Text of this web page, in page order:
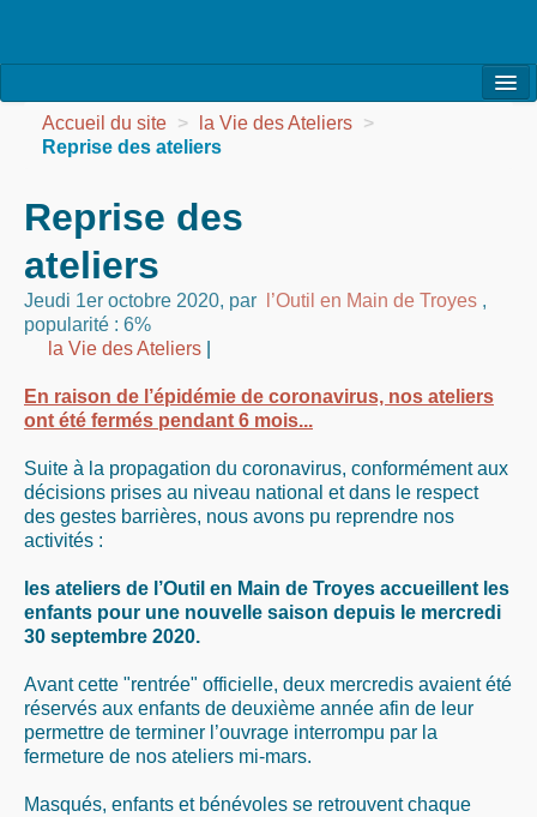
l’Association
la Vie des Ateliers
les Evénements
les Réalisations
Agenda
Contact
Accueil du site > la Vie des Ateliers >
Reprise des ateliers
Reprise des
ateliers
Jeudi 1er octobre 2020, par l’Outil en Main de Troyes ,
popularité : 6%
la Vie des Ateliers
En raison de l’épidémie de coronavirus, nos ateliers
ont été fermés pendant 6 mois...
Suite à la propagation du coronavirus, conformément aux
décisions prises au niveau national et dans le respect
des gestes barrières, nous avons pu reprendre nos
activités :
les ateliers de l’Outil en Main de Troyes accueillent les
enfants pour une nouvelle saison depuis le mercredi
30 septembre 2020.
Avant cette "rentrée" officielle, deux mercredis avaient été
réservés aux enfants de deuxième année afin de leur
permettre de terminer l’ouvrage interrompu par la
fermeture de nos ateliers mi-mars.
Masqués, enfants et bénévoles se retrouvent chaque